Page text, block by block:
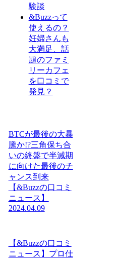
験談
&Buzzって
使えるの？
妊婦さんも
大満足、話
題のファミ
リーカフェ
を口コミで
発見？
BTCが最後の大暴
騰か!?三角保ち合
いの終盤で半減期
に向けた最後のチ
ャンス到来
【&Buzzの口コミ
ニュース】
2024.04.09
【&Buzzの口コミ
ニュース】プロ仕